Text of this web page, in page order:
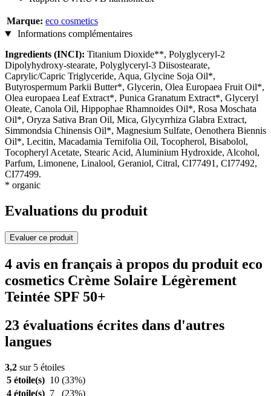
Marque: eco cosmetics
Informations complémentaires
Ingredients (INCI): Titanium Dioxide**, Polyglyceryl-2
Dipolyhydroxy-stearate, Polyglyceryl-3 Diisostearate,
Caprylic/Capric Triglyceride, Aqua, Glycine Soja Oil*,
Butyrospermum Parkii Butter*, Glycerin, Olea Europaea Fruit Oil*,
Olea europaea Leaf Extract*, Punica Granatum Extract*, Glyceryl
Oleate, Canola Oil, Hippophae Rhamnoides Oil*, Rosa Moschata
Oil*, Oryza Sativa Bran Oil, Mica, Glycyrrhiza Glabra Extract,
Simmondsia Chinensis Oil*, Magnesium Sulfate, Oenothera Biennis
Oil*, Lecitin, Macadamia Ternifolia Oil, Tocopherol, Bisabolol,
Tocopheryl Acetate, Stearic Acid, Aluminium Hydroxide, Alcohol,
Parfum, Limonene, Linalool, Geraniol, Citral, CI77491, CI77492,
CI77499.
* organic
Evaluations du produit
Evaluer ce produit
4 avis en français à propos du produit eco
cosmetics Crème Solaire Légèrement
Teintée SPF 50+
23 évaluations écrites dans d'autres
langues
3,2 sur 5 étoiles
5 étoile(s) 10 (33%)
4 étoile(s) 7
(23%)